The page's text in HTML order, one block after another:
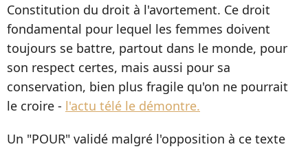
Constitution du droit à l'avortement. Ce droit
fondamental pour lequel les femmes doivent
toujours se battre, partout dans le monde, pour
son respect certes, mais aussi pour sa
conservation, bien plus fragile qu'on ne pourrait
le croire - l'actu télé le démontre.
Un "POUR" validé malgré l'opposition à ce texte